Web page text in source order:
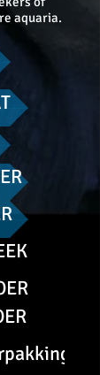
aquaria.